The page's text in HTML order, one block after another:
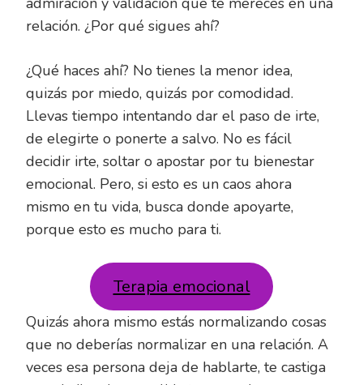
relación. ¿Por qué sigues ahí?
¿Qué haces ahí? No tienes la menor idea,
quizás por miedo, quizás por comodidad.
Llevas tiempo intentando dar el paso de irte,
de elegirte o ponerte a salvo. No es fácil
decidir irte, soltar o apostar por tu bienestar
emocional. Pero, si esto es un caos ahora
mismo en tu vida, busca donde apoyarte,
porque esto es mucho para ti.
Terapia emocional
Quizás ahora mismo estás normalizando cosas
que no deberías normalizar en una relación. A
veces esa persona deja de hablarte, te castiga